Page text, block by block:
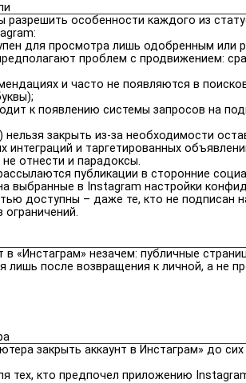
особенности каждого из
для просмотра лишь одобренным или
проблем с продвижением:
и часто не появляются в
к появлению системы запросов на
закрыть из-за необходимости
и таргетированных
отнести и парадоксы.
публикации в сторонние
выбранные в Instagram настройки
доступны – даже те, кто не подписан
в «Инстаграм» незачем: публичные
лишь после возвращения к личной, а не
закрыть аккаунт в Инстаграм» до
тех, кто предпочел приложению